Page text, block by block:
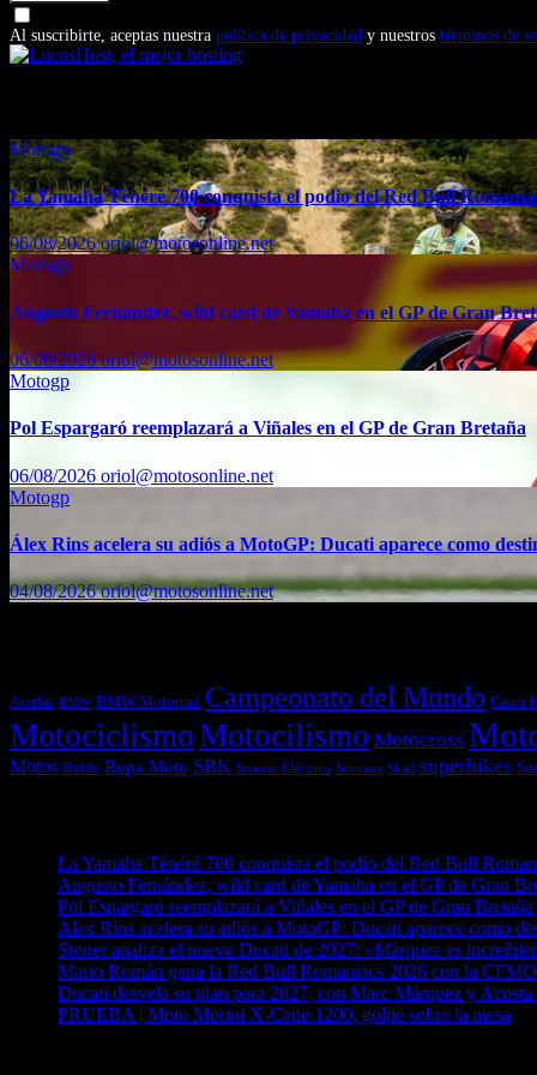
Al suscribirte, aceptas nuestra política de privacidad y nuestros términos de
Motogp
La Yamaha Ténéré 700 conquista el podio del Red Bull
06/08/2026oriol@motosonline.net
Motogp
Augusto Fernández, wild card de Yamaha en el GP de Gran
06/08/2026oriol@motosonline.net
Motogp
Pol Espargaró reemplazará a Viñales en el GP de Gran Bretaña
06/08/2026 oriol@motosonline.net
Motogp
Álex Rins acelera su adiós a MotoGP: Ducati aparece como
04/08/2026oriol@motosonline.net
Acerbis BMW BMW Motorrad Campeonato del Mundo Casco
MotociclismoMotocilismo Motocross
Motos Raids Ropa Moto SBK Scooter Eléctrico Scooters Shad superbikes
La Yamaha Ténéré 700 conquista el podio del Red Bull
Augusto Fernández, wild card de Yamaha en el GP de Gran
Pol Espargaró reemplazará a Viñales en el GP de Gran Bretaña
Álex Rins acelera su adiós a MotoGP: Ducati aparece como
Stoner analiza el nuevo Ducati de 2027: «Márquez es
Mario Román gana la Red Bull Romaniacs 2026 con la
Ducati desvela su plan para 2027, con Marc Márquez y
PRUEBA | Moto Morini X-Cape 1200, golpe sobre la mesa